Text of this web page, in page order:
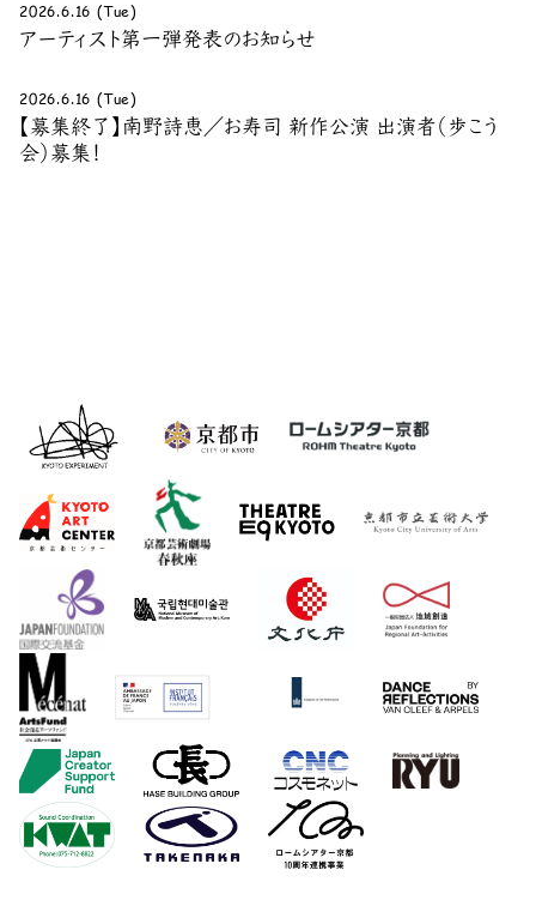
2026.6.16 (Tue)
アーティスト第一弾発表のお知らせ
2026.6.16 (Tue)
【募集終了】南野詩恵／お寿司 新作公演 出演者（歩こう
会）募集！